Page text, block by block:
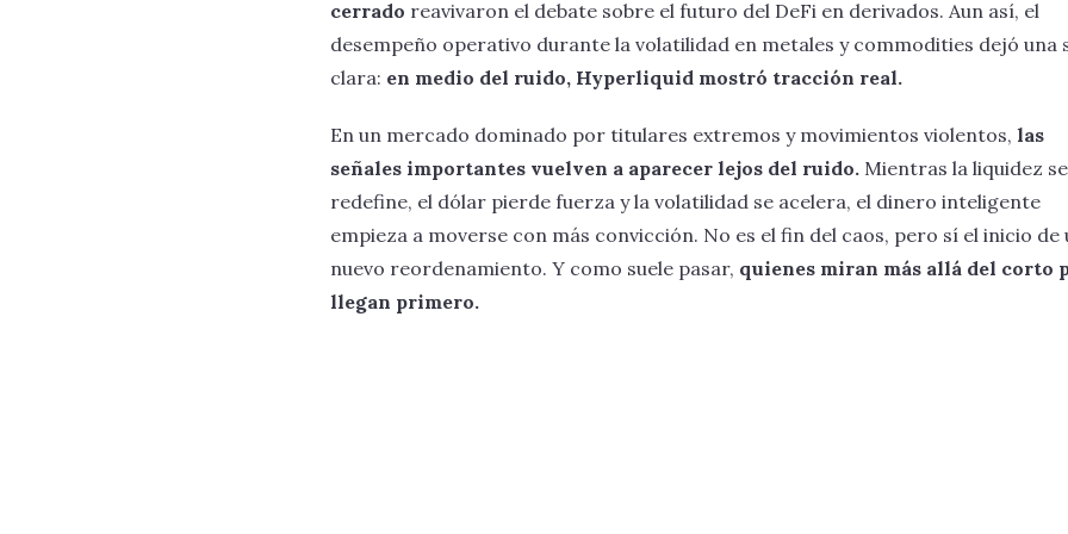
cerrado reavivaron el debate sobre el futuro del DeFi en derivados. Aun así, el
desempeño operativo durante la volatilidad en metales y commodities dejó una
clara: en medio del ruido, Hyperliquid mostró tracción real.
En un mercado dominado por titulares extremos y movimientos violentos, las
señales importantes vuelven a aparecer lejos del ruido. Mientras la liquidez se
redefine, el dólar pierde fuerza y la volatilidad se acelera, el dinero inteligente
empieza a moverse con más convicción. No es el fin del caos, pero sí el inicio de
nuevo reordenamiento. Y como suele pasar, quienes miran más allá del corto
llegan primero.